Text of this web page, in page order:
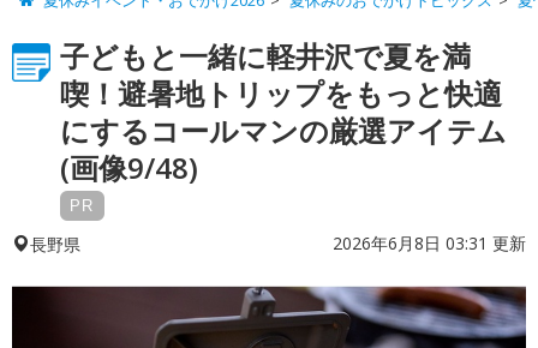
子どもと一緒に軽井沢で夏を満
喫！避暑地トリップをもっと快適
にするコールマンの厳選アイテム
(画像9/48)
PR
長野県 2026年6月8日 03:31 更新